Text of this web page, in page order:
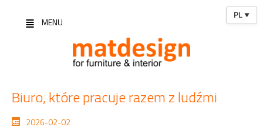
PL ▼
MENU
Biuro, które pracuje razem z ludźmi
2026-02-02